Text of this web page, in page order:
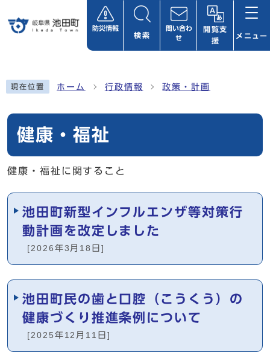
防災情報
検索
問い合わ
せ
閲覧支
援
メニュー
現在位置 ホーム 行政情報 政策・計画
健康・福祉
健康・福祉に関すること
メインメニュー
池田町新型インフルエンザ等対策行
動計画を改定しました
[2026年3月18日]
池田町民の歯と口腔（こうくう）の
健康づくり推進条例について
[2025年12月11日]